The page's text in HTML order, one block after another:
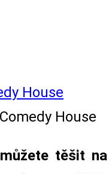
House
těšit na